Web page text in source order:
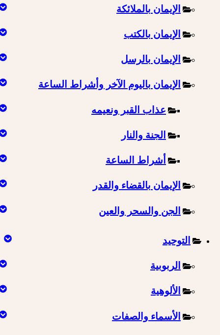
الإيمان بالملائكة
الإيمان بالكتب
الإيمان بالرسل
الإيمان باليوم الآخر وأشراط الساعة
عذاب القبر ونعيمه
الجنة والنار
أشراط الساعة
الإيمان بالقضاء والقدر
الجن والسحر والعين
التوحيد
الربوبية
الألوهية
الأسماء والصفات